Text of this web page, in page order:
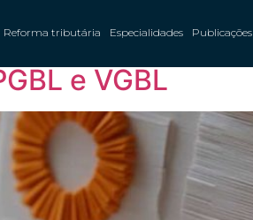
Reforma tributária Especialidades Publicações
e VGBL